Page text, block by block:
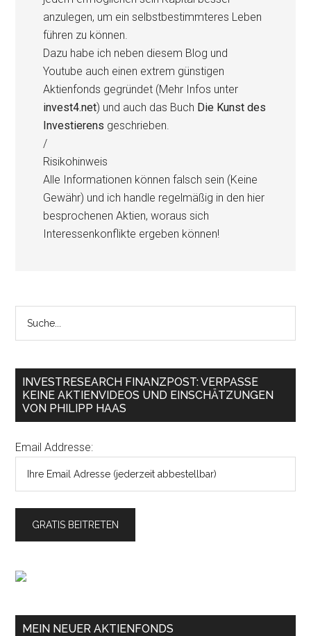
anzulegen, um ein selbstbestimmteres Leben
führen zu können.
Dazu habe ich neben diesem Blog und
Youtube auch einen extrem günstigen
Aktienfonds gegründet (Mehr Infos unter
invest4.net) und auch das Buch Die Kunst des
Investierens geschrieben.
/
Risikohinweis
Alle Informationen können falsch sein (Keine
Gewähr) und ich handle regelmäßig in den hier
besprochenen Aktien, woraus sich
Interessenkonflikte ergeben können!
INVESTRESEARCH FINANZPOST: VERPASSE
KEINE AKTIENVIDEOS UND EINSCHÄTZUNGEN
VON PHILIPP HAAS
Email Addresse:
MEIN NEUER AKTIENFONDS